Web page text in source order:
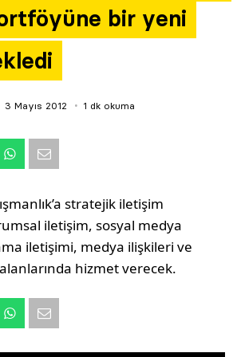
bir yeni
3 Mayıs 2012 1 dk okuma
stratejik iletişim
iletişim, sosyal medya
iletişimi, medya ilişkileri ve
hizmet verecek.